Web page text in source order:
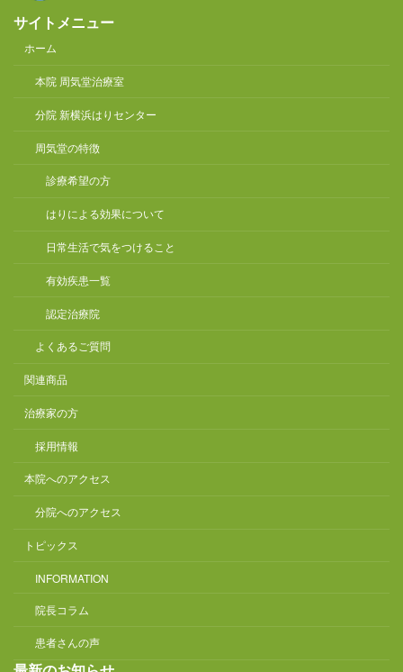
サイトメニュー
ホーム
本院 周気堂治療室
分院 新横浜はりセンター
周気堂の特徴
診療希望の方
はりによる効果について
日常生活で気をつけること
有効疾患一覧
認定治療院
よくあるご質問
関連商品
治療家の方
採用情報
本院へのアクセス
分院へのアクセス
トピックス
INFORMATION
院長コラム
患者さんの声